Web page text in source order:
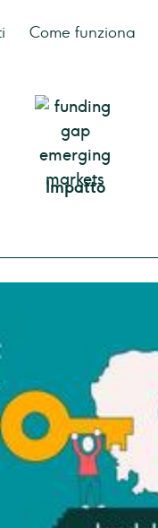
Come funziona
Impatto